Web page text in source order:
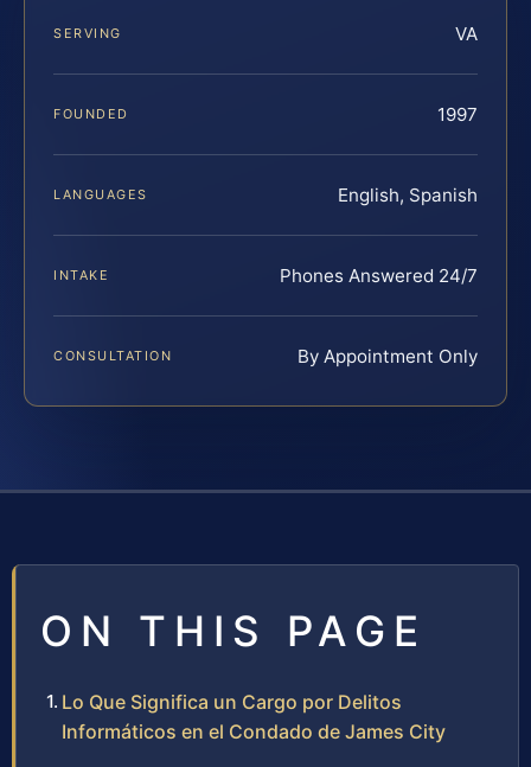
SERVING VA
FOUNDED 1997
LANGUAGES English, Spanish
INTAKE Phones Answered 24/7
CONSULTATION By Appointment Only
ON THIS PAGE
Lo Que Significa un Cargo por Delitos
Informáticos en el Condado de James City